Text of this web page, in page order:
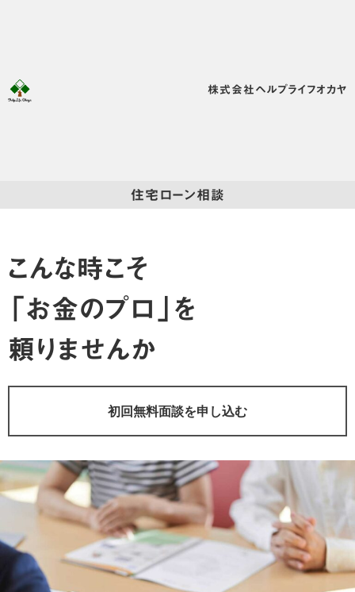
株式会社ヘルプライフオカヤ
住宅ローン相談
こんな時こそ
「お金のプロ」を
頼りませんか
初回無料面談を申し込む